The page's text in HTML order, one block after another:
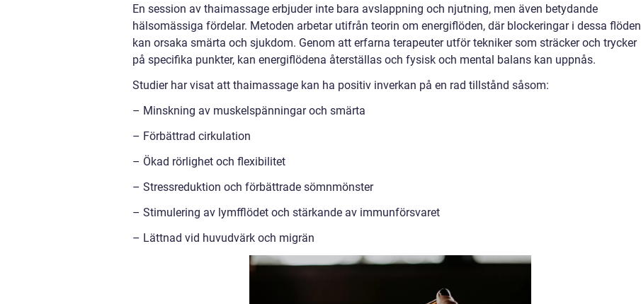
En session av thaimassage erbjuder inte bara avslappning och njutning, men även betydande
hälsomässiga fördelar. Metoden arbetar utifrån teorin om energiflöden, där blockeringar i dessa flöden
kan orsaka smärta och sjukdom. Genom att erfarna terapeuter utför tekniker som sträcker och trycker
på specifika punkter, kan energiflödena återställas och fysisk och mental balans kan uppnås.
Studier har visat att thaimassage kan ha positiv inverkan på en rad tillstånd såsom:
– Minskning av muskelspänningar och smärta
– Förbättrad cirkulation
– Ökad rörlighet och flexibilitet
– Stressreduktion och förbättrade sömnmönster
– Stimulering av lymfflödet och stärkande av immunförsvaret
– Lättnad vid huvudvärk och migrän